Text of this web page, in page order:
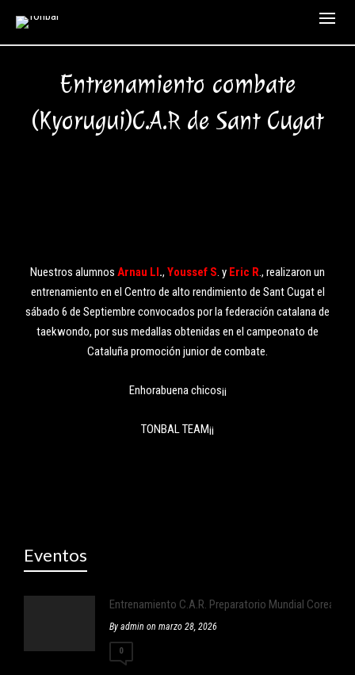
Entrenamiento combate
(Kyorugui)C.A.R de Sant Cugat
Nuestros alumnos Arnau Ll., Youssef S. y Eric R., realizaron un
entrenamiento en el Centro de alto rendimiento de Sant Cugat el
sábado 6 de Septiembre convocados por la federación catalana de
taekwondo, por sus medallas obtenidas en el campeonato de
Cataluña promoción junior de combate.
Enhorabuena chicos¡¡
TONBAL TEAM¡¡
Eventos
Entrenamiento C.A.R. Preparatorio Mundial Corea
By admin on marzo 28, 2026
0